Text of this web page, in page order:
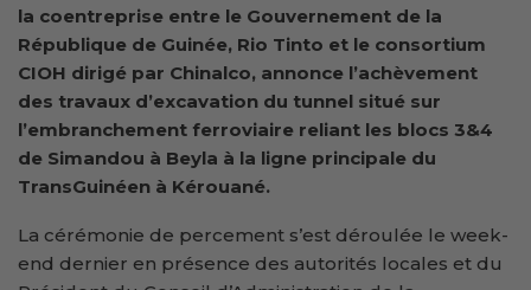
la coentreprise entre le Gouvernement de la
République de Guinée, Rio Tinto et le consortium
CIOH dirigé par Chinalco, annonce l’achèvement
des travaux d’excavation du tunnel situé sur
l’embranchement ferroviaire reliant les blocs 3&4
de Simandou à Beyla à la ligne principale du
TransGuinéen à Kérouané.
La cérémonie de percement s’est déroulée le week-
end dernier en présence des autorités locales et du